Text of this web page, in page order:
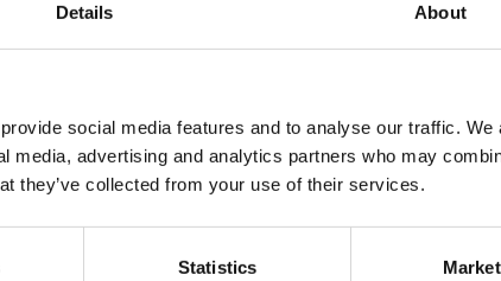
Details About
social media features and to analyse our traffic. We
media, advertising and analytics partners who may
they’ve collected from your use of their services.
Statistics